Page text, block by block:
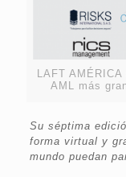
LAFT
AML más
Su séptima
forma virtual y
mundo puedan